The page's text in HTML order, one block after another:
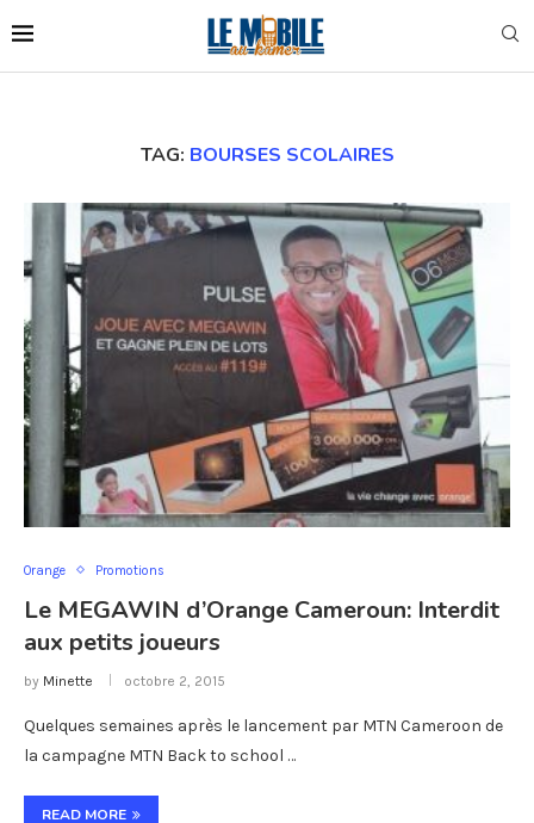
TAG: BOURSES SCOLAIRES
Orange Promotions
Le MEGAWIN d’Orange Cameroun: Interdit
aux petits joueurs
by Minette octobre 2, 2015
Quelques semaines après le lancement par MTN Cameroon de
la campagne MTN Back to school …
READ MORE